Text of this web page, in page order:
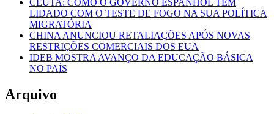
LIDADO COM O TESTE DE FOGO NA SUA POLÍTICA
MIGRATÓRIA
CHINA ANUNCIOU RETALIAÇÕES APÓS NOVAS
RESTRIÇÕES COMERCIAIS DOS EUA
IDEB MOSTRA AVANÇO DA EDUCAÇÃO BÁSICA
NO PAÍS
Arquivo